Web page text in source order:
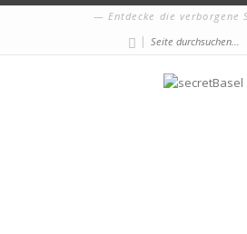
Entdecke die verborgene
|